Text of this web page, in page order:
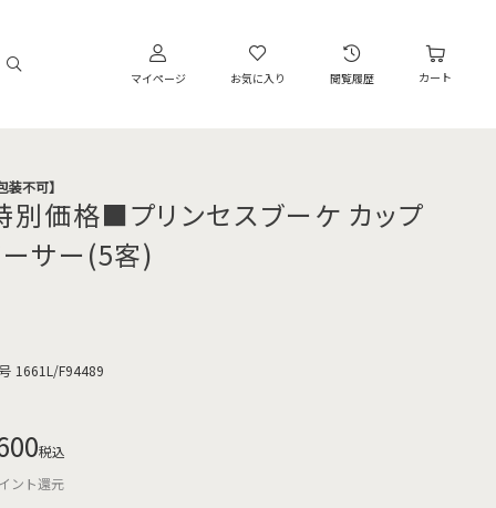
マイページ お気に入り 閲覧履歴 カート
装不可】
価格■プリンセスブーケ カップ
サー(5客)
1661L/F94489
税込
ント還元